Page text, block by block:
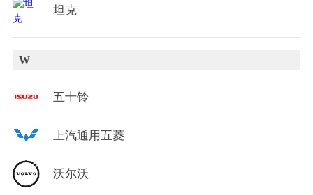
坦克
W
五十铃
上汽通用五菱
沃尔沃